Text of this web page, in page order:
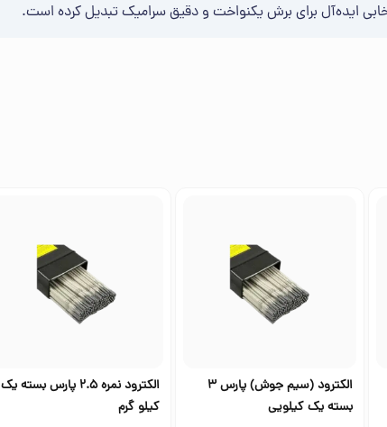
ایده‌آل برای برش یکنواخت و دقیق سرامیک تبدیل کرده است.
الکترود (سیم جوش) پارس 3
بسته یک کیلویی
الکترود نمره 2.5 پارس بسته یک
کیلو گرم